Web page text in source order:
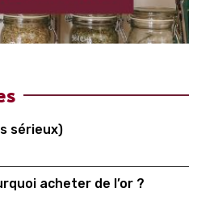
sérieux)
acheter de l’or ?